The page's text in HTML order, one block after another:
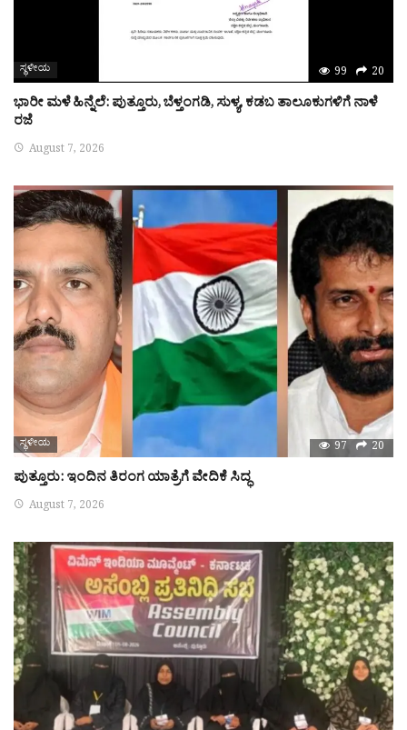
ಸ್ಥಳೀಯ 99 20
ಭಾರೀ ಮಳೆ ಹಿನ್ನೆಲೆ: ಪುತ್ತೂರು, ಬೆಳ್ತಂಗಡಿ, ಸುಳ್ಯ, ಕಡಬ ತಾಲೂಕುಗಳಿಗೆ ನಾಳೆ
ರಜೆ
August 7, 2026
ಸ್ಥಳೀಯ 97 20
ಪುತ್ತೂರು: ಇಂದಿನ ತಿರಂಗ ಯಾತ್ರೆಗೆ ವೇದಿಕೆ ಸಿದ್ಧ
August 7, 2026